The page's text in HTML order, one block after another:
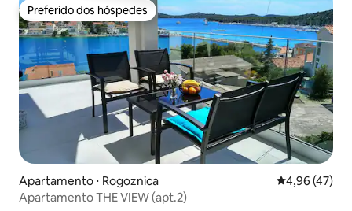
Preferido dos hóspedes
Preferido dos hóspedes
Apartamento ⋅ Rogoznica 4,96 de uma
4,96 (47)
Apartamento THE VIEW (apt.2)